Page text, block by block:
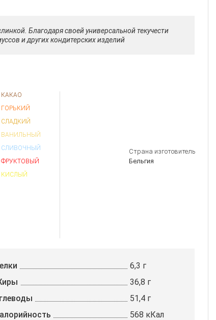
Благодаря своей универсальной текучести
и других кондитерских изделий
КАКАО
ГОРЬКИЙ
СЛАДКИЙ
ВАНИЛЬНЫЙ
СЛИВОЧНЫЙ
ФРУКТОВЫЙ
КИСЛЫЙ
Страна изготовитель
Бельгия
6,3 г
36,8 г
51,4 г
568 кКал